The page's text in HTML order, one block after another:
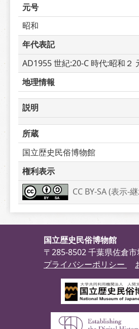
元号
昭和
年代表記
AD1955 世紀:20-C 時代:昭和２
地理情報
説明
所蔵
国立歴史民俗博物館
権利表示
CC BY-SA (表示-
国立歴史民俗博物館
〒285-8502 千葉県佐倉
プライバシーポリシー